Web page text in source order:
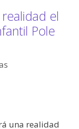
el
Pole
una realidad